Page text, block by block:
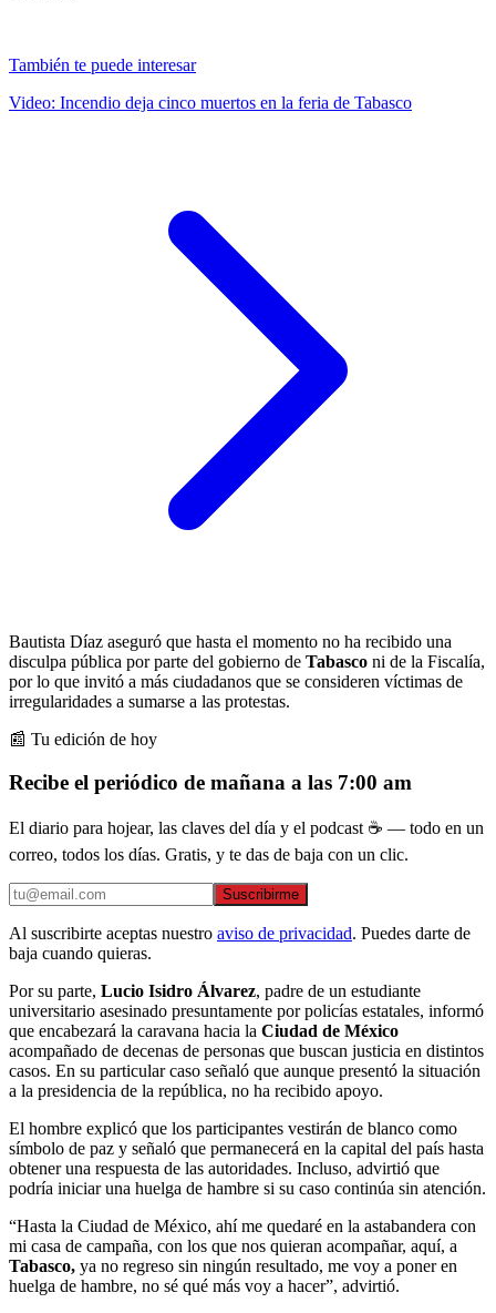
También te puede interesar
Video: Incendio deja cinco muertos en la feria de Tabasco
Bautista Díaz aseguró que hasta el momento no ha recibido una
disculpa pública por parte del gobierno de Tabasco ni de la Fiscalía,
por lo que invitó a más ciudadanos que se consideren víctimas de
irregularidades a sumarse a las protestas.
📰 Tu edición de hoy
Recibe el periódico de mañana a las 7:00 am
El diario para hojear, las claves del día y el podcast ☕ — todo en un
correo, todos los días. Gratis, y te das de baja con un clic.
Suscribirme
Al suscribirte aceptas nuestro aviso de privacidad. Puedes darte de
baja cuando quieras.
Por su parte, Lucio Isidro Álvarez, padre de un estudiante
universitario asesinado presuntamente por policías estatales, informó
que encabezará la caravana hacia la Ciudad de México
acompañado de decenas de personas que buscan justicia en distintos
casos. En su particular caso señaló que aunque presentó la situación
a la presidencia de la república, no ha recibido apoyo.
El hombre explicó que los participantes vestirán de blanco como
símbolo de paz y señaló que permanecerá en la capital del país hasta
obtener una respuesta de las autoridades. Incluso, advirtió que
podría iniciar una huelga de hambre si su caso continúa sin atención.
“Hasta la Ciudad de México, ahí me quedaré en la astabandera con
mi casa de campaña, con los que nos quieran acompañar, aquí, a
Tabasco, ya no regreso sin ningún resultado, me voy a poner en
huelga de hambre, no sé qué más voy a hacer”, advirtió.